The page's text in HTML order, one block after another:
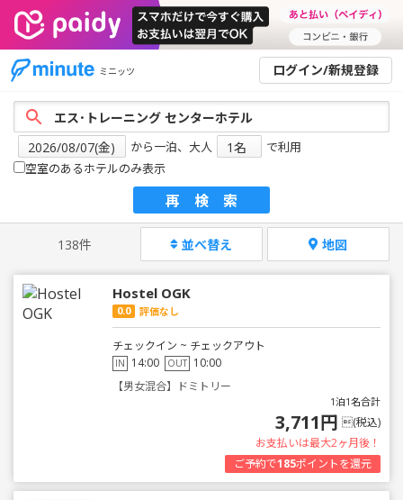
ミニッツ ログイン/新規登録
から一泊、大人
で利用
空室のあるホテルのみ表示
再検索
138件 並べ替え 地図
Hostel OGK
0.0 評価なし
チェックイン ~ チェックアウト
IN 14:00 OUT 10:00
【男女混合】ドミトリー
1泊1名合計
3,711円 (税込)
お支払いは最大2ヶ月後！
ご予約で185ポイントを還元